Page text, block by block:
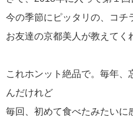
今の季節にピッタリの、コチ
お友達の京都美人が教えてく
これホンット絶品で。毎年、
んだけれど
毎回、初めて食べたみたいに